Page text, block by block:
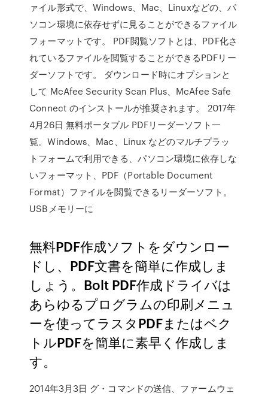
ァイル形式で、Windows、Mac、Linuxなどの、パ
ソコン環境に依存せずに見ることができるファイル
フォーマットです。 PDF閲覧ソフトとは、PDF化さ
れているファイルを閲覧することができるPDFリー
ダーソフトです。 ダウンロード時にオプションと
して McAfee Security Scan Plus、McAfee Safe
Connect のインストールが推奨されます。 2017年
4月26日 無料ポータブル PDFリーダーソフト一
覧。Windows、Mac、Linux などのマルチプラッ
トフォームで利用できる、パソコン環境に依存しな
いフォーマット、PDF（Portable Document
Format）ファイルを閲覧できるリーダーソフト。
USBメモリーに
無料PDF作成ソフトをダウンロー
ドし、PDF文書を簡単に作成しま
しょう。Bolt PDF作成ドライバは
あらゆるプログラムの印刷メニュ
ーを使ってラスタPDFまたはベク
トルPDFを簡単に素早く作成しま
す。
2014年3月3日 グ・コマンドの送信、ファームウェ